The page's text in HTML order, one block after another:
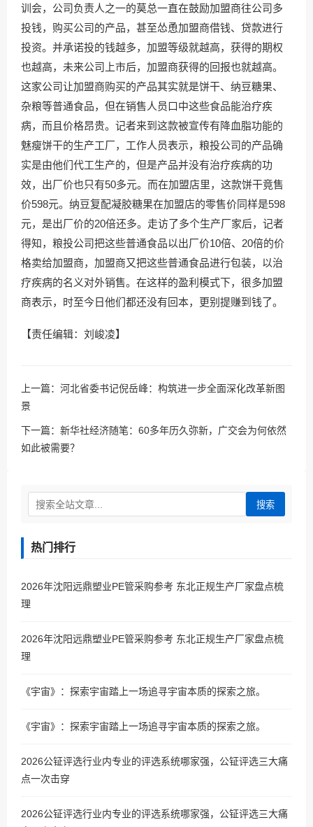
训会，公司负责人之一的莫总一直在鼓励加盟商往公司多
投钱，购买公司的产品，甚至怂恿加盟商借钱、贷款进行
投资。并承诺投的钱越多，加盟等级就越高，获得的期权
也越高，未来公司上市后，加盟商获得的回报也就越高。
这家公司让加盟商购买的产品其实就是饼干、纳豆糖果、
杂粮等普通食品，但在销售人员口中这些食品能治疗疾
病，而且价格昂贵。记者来到这款被宣传有降血脂功能的
魅瘦饼干的生产工厂，工作人员表示，粮投公司的产品确
实是由他们代工生产的，但是产品并没有治疗疾病的功
效，出厂价也只有50多元。而在加盟店里，这款饼干竟售
价598元。纳豆复配凝胶糖果在加盟店的零售价同样是598
元，是出厂价的20倍还多。走访了多个生产厂家后，记者
得知，粮投公司把这些普通食品以出厂价10倍、20倍的价
格卖给加盟商，加盟商又把这些普通食品进行包装，以治
疗疾病的名义对外销售。在这样的盈利模式下，很多加盟
商表示，时至今日他们都还没有回本，更别提赚到钱了。
【责任编辑：刘峻凌】
上一篇： 河北省委书记倪岳峰：构筑进一步全面深化改革新图
景
下一篇： 新华社经济随笔：60多年历久弥新，广交会为何依然
如此被需要？
搜索
热门排行
2026年沈阳远鼎塑业PE管采购参考 东北正规生产厂家盘点梳
理
2026年沈阳远鼎塑业PE管采购参考 东北正规生产厂家盘点梳
理
《宇宙》：探索宇宙踏上一场追寻宇宙本质的探索之旅。
《宇宙》：探索宇宙踏上一场追寻宇宙本质的探索之旅。
2026公钲评选行业内专业的评选系统哪家强，公钲评选三大痛
点一次击穿
2026公钲评选行业内专业的评选系统哪家强，公钲评选三大痛